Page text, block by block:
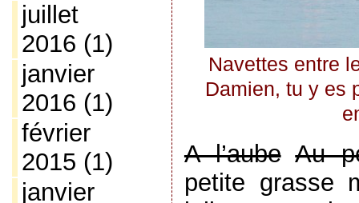
juillet
2016 (1)
janvier
2016 (1)
février
2015 (1)
janvier
Navettes entre
Damien, tu y es
A l’aube Au
petite grasse